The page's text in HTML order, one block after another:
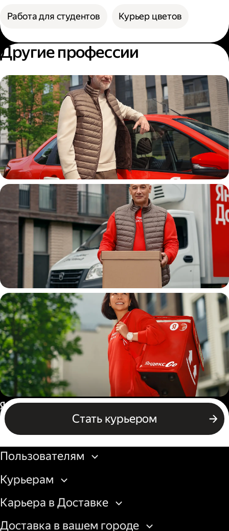
Работа для студентов Курьер цветов
Другие профессии
Автокурьер
Водитель
грузовой машины
Пеший курьер
Стать курьером
Россия
Бизнесу
Пользователям
Курьерам
Карьера в Доставке
Доставка в вашем городе